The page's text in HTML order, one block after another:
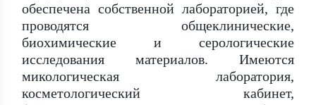
обеспечена собственной лабораторией, где
проводятся общеклинические,
биохимические и серологические
исследования материалов. Имеются
микологическая лаборатория,
косметологический кабинет,